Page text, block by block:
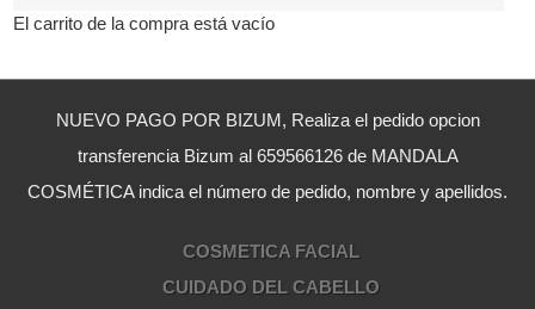
El carrito de la compra está vacío
NUEVO PAGO POR BIZUM, Realiza el pedido opcion
transferencia Bizum al 659566126 de MANDALA
COSMÉTICA indica el número de pedido, nombre y apellidos.
COSMETICA FACIAL
CUIDADO DEL CABELLO